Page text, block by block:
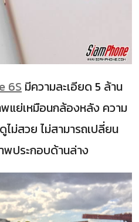
6Sมีความละเอียด 5 ล้าน
ย่เหมือนกล้องหลัง ความ
ม่สวย ไม่สามารถเปลี่ยน
พประกอบด้านล่าง